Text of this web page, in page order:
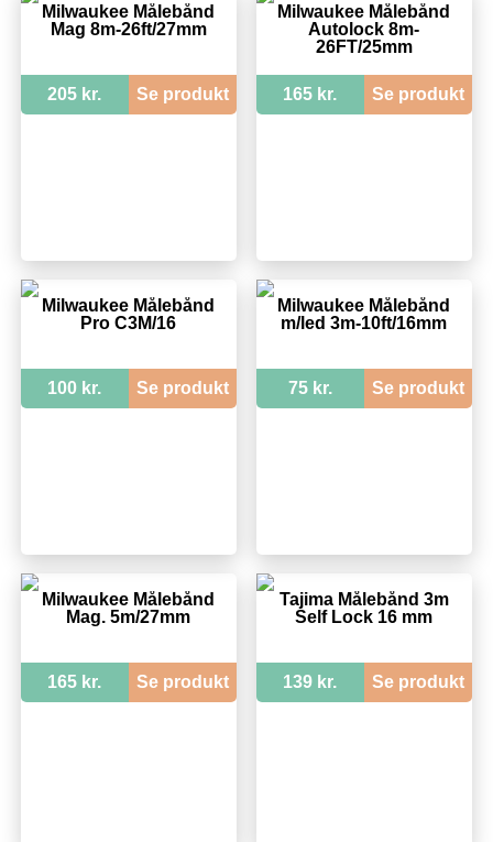
Milwaukee Målebånd
Mag 8m-26ft/27mm
205 kr. Se produkt
Milwaukee Målebånd
Autolock 8m-
26FT/25mm
165 kr. Se produkt
Milwaukee Målebånd
Pro C3M/16
100 kr. Se produkt
Milwaukee Målebånd
m/led 3m-10ft/16mm
75 kr. Se produkt
Milwaukee Målebånd
Mag. 5m/27mm
165 kr. Se produkt
Tajima Målebånd 3m
Self Lock 16 mm
139 kr. Se produkt